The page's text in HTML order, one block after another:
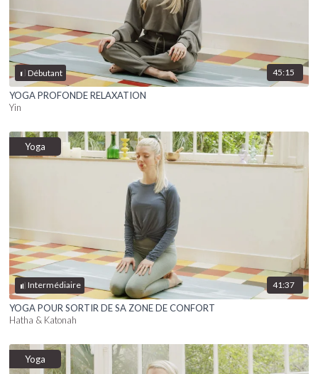
Débutant 45:15
YOGA PROFONDE RELAXATION
Yin
Intermédiaire
Yoga
41:37
YOGA POUR SORTIR DE SA ZONE DE CONFORT
Hatha & Katonah
Yoga